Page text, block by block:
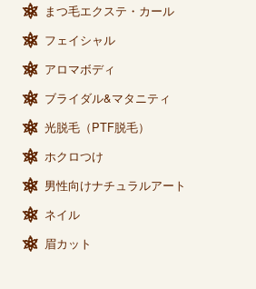
まつ毛エクステ・カール
フェイシャル
アロマボディ
ブライダル&マタニティ
光脱毛（PTF脱毛）
ホクロつけ
男性向けナチュラルアート
ネイル
眉カット